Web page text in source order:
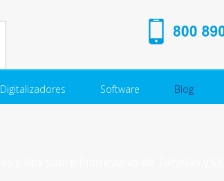
Digitalizadores Software Blog